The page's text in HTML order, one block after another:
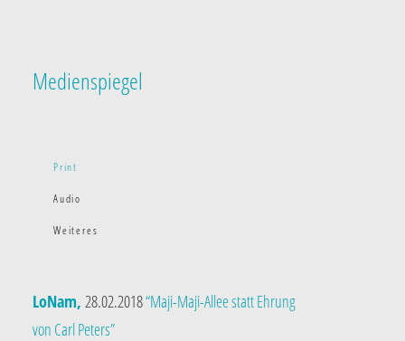
Medienspiegel
Print
Audio
Weiteres
LoNam, 28.02.2018“Maji-Maji-Allee statt Ehrung
von Carl Peters”